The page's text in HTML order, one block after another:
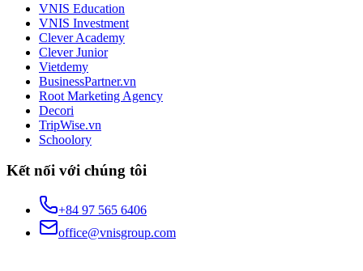
VNIS Education
VNIS Investment
Clever Academy
Clever Junior
Vietdemy
BusinessPartner.vn
Root Marketing Agency
Decori
TripWise.vn
Schoolory
Kết nối với chúng tôi
+84 97 565 6406
office@vnisgroup.com